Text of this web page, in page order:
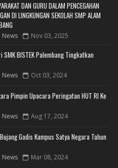
DAN GURU DALAM PENCEGAHAN
DI LINGKUNGAN SEKOLAH SMP ALAM
News Nov 03, 2025
BISTEK Palembang Tingkatkan
News Oct 03, 2024
Pimpin Upacara Peringatan HUT RI Ke
News Aug 17, 2024
Gadis Kampus Satya Negara Tahun
News Mar 08, 2024